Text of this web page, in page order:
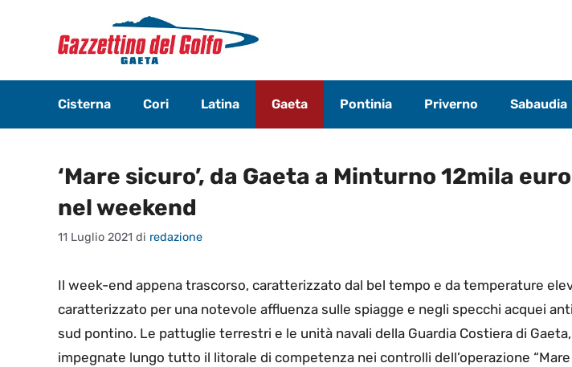
contenuto
Cisterna Cori Latina Gaeta Pontinia Priverno Sabaudia
‘Mare sicuro’, da Gaeta a Minturno 12mila
nel weekend
11 Luglio 2021 di redazione
Il week-end appena trascorso, caratterizzato dal bel tempo e da temperature
caratterizzato per una notevole affluenza sulle spiagge e negli specchi acquei
sud pontino. Le pattuglie terrestri e le unità navali della Guardia Costiera di
impegnate lungo tutto il litorale di competenza nei controlli dell’operazione “Mare